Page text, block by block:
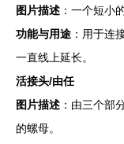
图片描述 ：一个短小
功能与用途 ：用于连
一直线上延长。
活接头/由任
图片描述 ：由三个部
的螺母。